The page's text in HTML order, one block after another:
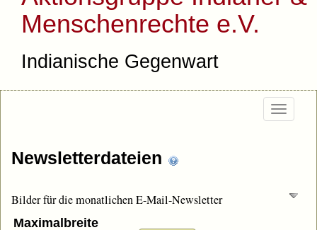
Menschenrechte e.V.
Indianische Gegenwart
Newsletterdateien
Bilder für die monatlichen E-Mail-Newsletter
Maximalbreite